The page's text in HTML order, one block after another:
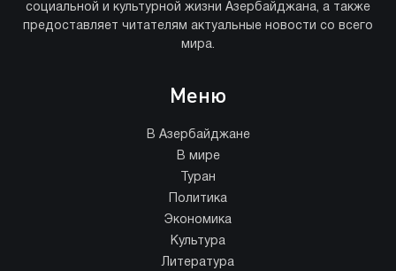
социальной и культурной жизни Азербайджана, а также
предоставляет читателям актуальные новости со всего
мира.
Меню
В Азербайджане
В мире
Туран
Политика
Экономика
Культура
Литература